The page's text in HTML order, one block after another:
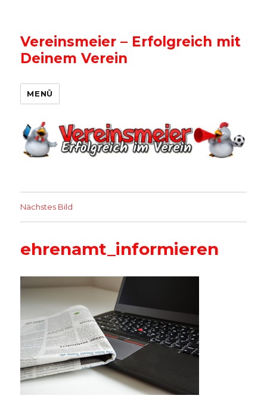
Vereinsmeier – Erfolgreich mit
Deinem Verein
MENÜ
Nächstes Bild
ehrenamt_informieren